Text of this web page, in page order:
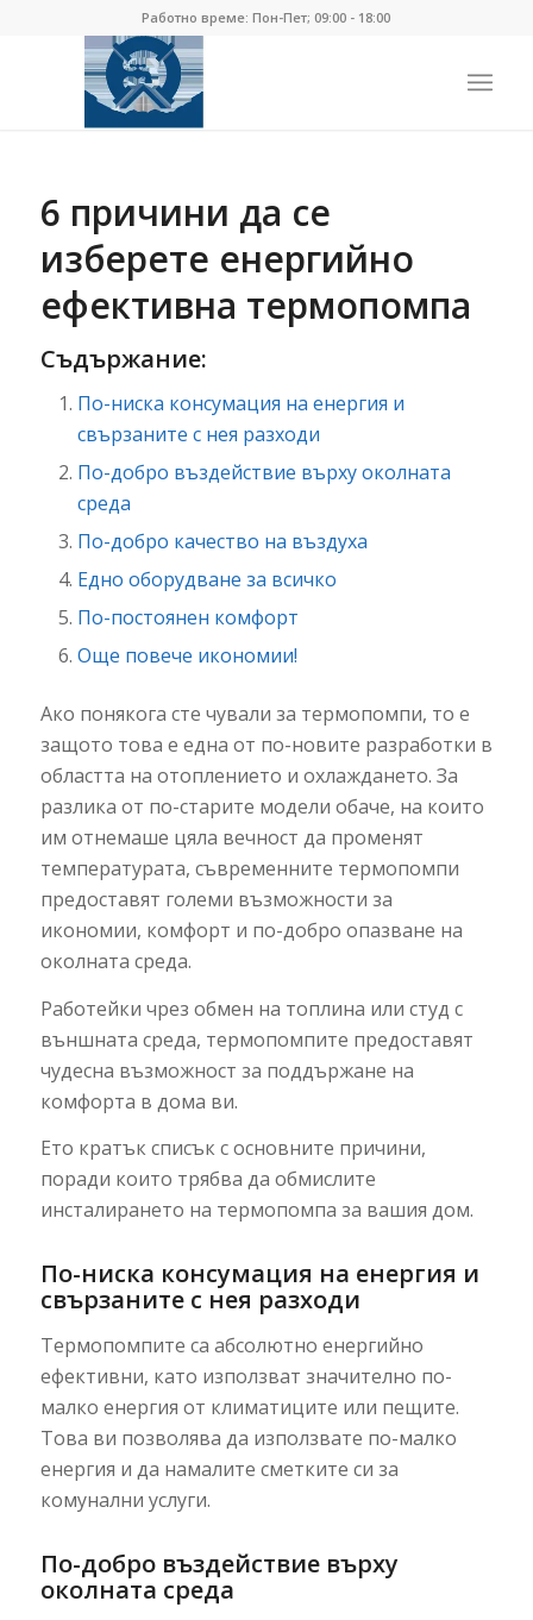
Работно време: Пон-Пет; 09:00 - 18:00
6 причини да се
изберете енергийно
ефективна термопомпа
Съдържание:
По-ниска консумация на енергия и
свързаните с нея разходи
По-добро въздействие върху околната
среда
По-добро качество на въздуха
Едно оборудване за всичко
По-постоянен комфорт
Още повече икономии!
Ако понякога сте чували за термопомпи, то е
защото това е една от по-новите разработки в
областта на отоплението и охлаждането. За
разлика от по-старите модели обаче, на които
им отнемаше цяла вечност да променят
температурата, съвременните термопомпи
предоставят големи възможности за
икономии, комфорт и по-добро опазване на
околната среда.
Работейки чрез обмен на топлина или студ с
външната среда, термопомпите предоставят
чудесна възможност за поддържане на
комфорта в дома ви.
Ето кратък списък с основните причини,
поради които трябва да обмислите
инсталирането на термопомпа за вашия дом.
По-ниска консумация на енергия и
свързаните с нея разходи
Термопомпите са абсолютно енергийно
ефективни, като използват значително по-
малко енергия от климатиците или пещите.
Това ви позволява да използвате по-малко
енергия и да намалите сметките си за
комунални услуги.
По-добро въздействие върху
околната среда